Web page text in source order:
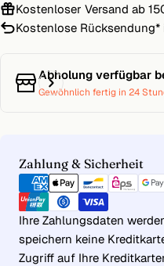
Kostenloser Versand ab
Kostenlose Rücksendung*
Abholung verfügbar
Gewöhnlich fertig in 24
Zahlung & Sicherheit
Zahlungsmethoden
Ihre Zahlungsdaten
speichern keine
Zugriff auf Ihre